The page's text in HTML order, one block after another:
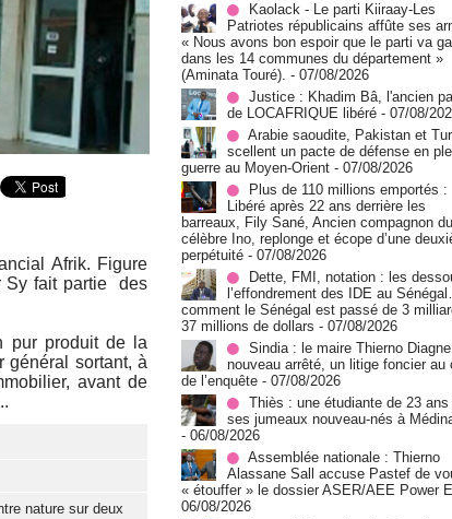
Afrik. Figure
Sy fait partie des
pur produit de la
général sortant, à
avant de
nature sur deux
Kaolack - Le parti Kiiraay-Les
Patriotes républicains affûte ses
« Nous avons bon espoir que le parti va
dans les 14 communes du département »
(Aminata Touré). - 07/08/2026
Justice : Khadim Bâ, l'ancien
de LOCAFRIQUE libéré - 07/08/
Arabie saoudite, Pakistan et
scellent un pacte de défense en
guerre au Moyen-Orient - 07/08/2026
Plus de 110 millions emportés :
Libéré après 22 ans derrière les
barreaux, Fily Sané, Ancien compagnon du
célèbre Ino, replonge et écope d’une
perpétuité - 07/08/2026
Dette, FMI, notation : les
l’effondrement des IDE au
comment le Sénégal est passé de 3
37 millions de dollars - 07/08/2026
Sindia : le maire Thierno
nouveau arrêté, un litige foncier
de l’enquête - 07/08/2026
Thiès : une étudiante de 23 ans
ses jumeaux nouveau-nés à
- 06/08/2026
Assemblée nationale : Thierno
Alassane Sall accuse Pastef de
« étouffer » le dossier ASER/AEE Power
06/08/2026